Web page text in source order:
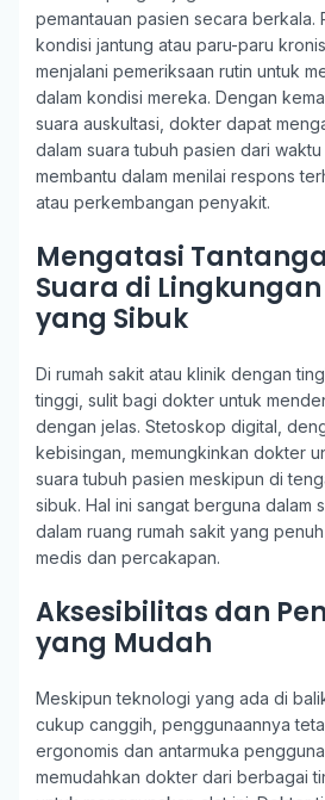
pemantauan pasien secara berkala.
kondisi jantung atau paru-paru
menjalani pemeriksaan rutin untuk
dalam kondisi mereka. Dengan
suara auskultasi, dokter dapat
dalam suara tubuh pasien dari
membantu dalam menilai respons
atau perkembangan penyakit.
Mengatasi
Suara di
yang Sibuk
Di rumah sakit atau klinik dengan
tinggi, sulit bagi dokter untuk
dengan jelas. Stetoskop digital,
kebisingan, memungkinkan dokter
suara tubuh pasien meskipun di
sibuk. Hal ini sangat berguna dalam
dalam ruang rumah sakit yang
medis dan percakapan.
Aksesibilitas dan
yang Mudah
Meskipun teknologi yang ada di
cukup canggih, penggunaannya
ergonomis dan antarmuka
memudahkan dokter dari berbagai